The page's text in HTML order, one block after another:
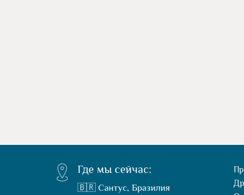
Где мы сейчас:
🇧🇷 Сантус, Бразилия